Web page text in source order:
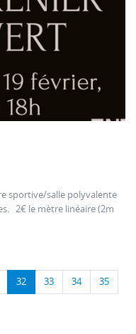
sportive/salle polyvalente
2€ le mètre linéaire (2m
32 33 34 35